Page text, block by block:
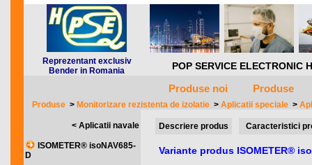
Reprezentant exclusiv
Bender in Romania
POP SERVICE
Produse noi Produse
Produse > Monitorizare rezistenta de izolatie > Aplicatii speciale >
< Aplicatii navale
ISOMETER® isoNAV685-
D
Descriere produs Caracteristici
Variante produs ISOMETER®